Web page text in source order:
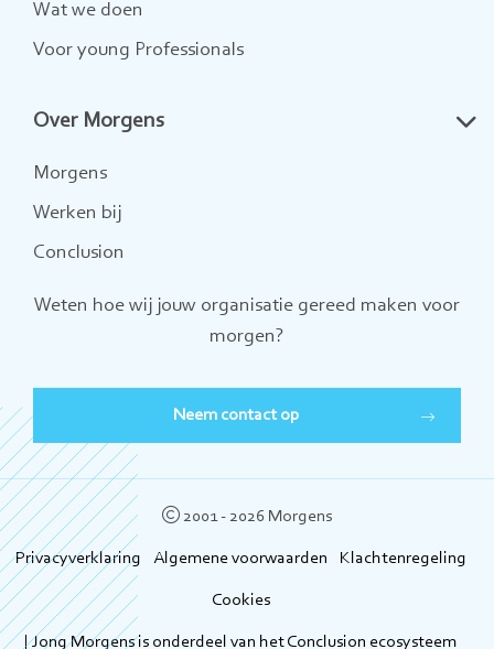
Wat we doen
Voor young Professionals
Over Morgens
Morgens
Werken bij
Conclusion
Weten hoe wij jouw organisatie gereed maken voor
morgen?
Neem contact op
2001 - 2026 Morgens
Privacyverklaring Algemene voorwaarden Klachtenregeling
Cookies
| Jong Morgens is onderdeel van het Conclusion ecosysteem